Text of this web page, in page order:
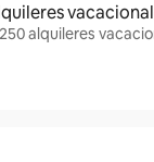
alquileres